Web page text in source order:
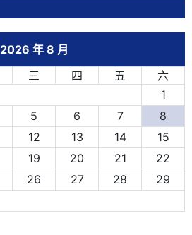
2026 年 8 月
三 四 五
六
1
5 6 7
8
12 13 14
15
19 20 21
22
26 27 28
29